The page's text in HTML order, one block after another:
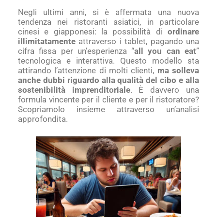
Negli ultimi anni, si è affermata una nuova
tendenza nei ristoranti asiatici, in particolare
cinesi e giapponesi: la possibilità diordinare
illimitatamenteattraverso i tablet, pagando una
cifra fissa per un’esperienza “all you can eat”
tecnologica e interattiva. Questo modello sta
attirando l’attenzione di molti clienti, ma solleva
anche dubbi riguardo alla qualità del cibo e alla
sostenibilità imprenditoriale. È davvero una
formula vincente per il cliente e per il ristoratore?
Scopriamolo insieme attraverso un’analisi
approfondita.